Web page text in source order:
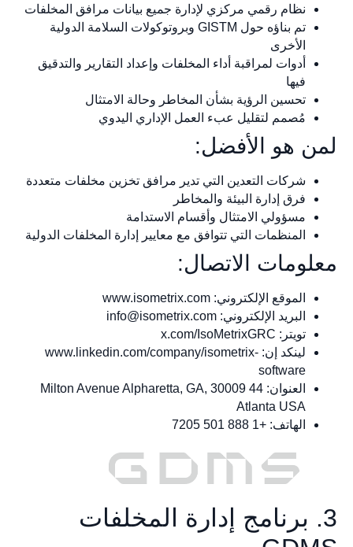
نظام رقمي مركزي لإدارة جميع بيانات مرافق المخلفات
تم بناؤه حول GISTM وبروتوكولات السلامة الدولية
الأخرى
أدوات لمراقبة أداء المخلفات وإعداد التقارير والتدقيق
فيها
تحسين الرؤية بشأن المخاطر وحالة الامتثال
مُصمم لتقليل عبء العمل الإداري اليدوي
لمن هو الأفضل:
شركات التعدين التي تدير مرافق تخزين مخلفات متعددة
فرق إدارة البيئة والمخاطر
مسؤولي الامتثال وأقسام الاستدامة
المنظمات التي تتوافق مع معايير إدارة المخلفات الدولية
معلومات الاتصال:
الموقع الإلكتروني: www.isometrix.com
البريد الإلكتروني: info@isometrix.com
تويتر: x.com/IsoMetrixGRC
لينكد إن: www.linkedin.com/company/isometrix-
software
العنوان: 44 Milton Avenue Alpharetta, GA, 30009
Atlanta USA
الهاتف: +1 888 501 7205
3. برنامج إدارة المخلفات